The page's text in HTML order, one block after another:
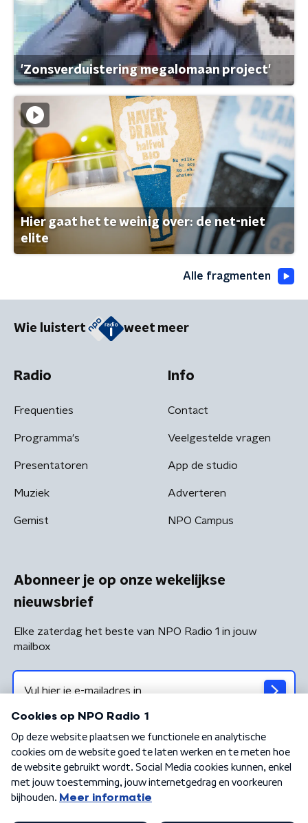
'Zonsverduistering megalomaan project'
Hier gaat het te weinig over: de net-niet
elite
Alle fragmenten
Wie luistert weet meer
Radio
Frequenties
Programma's
Presentatoren
Muziek
Gemist
Info
Contact
Veelgestelde vragen
App de studio
Adverteren
NPO Campus
Abonneer je op onze wekelijkse
nieuwsbrief
Elke zaterdag het beste van NPO Radio 1 in jouw
mailbox
Algemene voorwaarden Privacybeleid